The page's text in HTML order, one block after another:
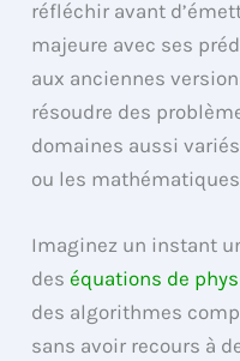
réfléchir avant
majeure avec ses
aux anciennes
résoudre des
domaines aussi
ou les
Imaginez un instant
deséquations de
des algorithmes
sans avoir recours à